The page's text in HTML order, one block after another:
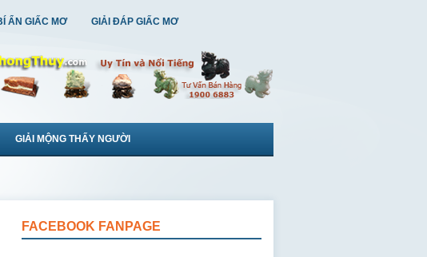
ẨN GIẤC MƠ GIẢI ĐÁP GIẤC MƠ
GIẢI MỘNG THẤY NGƯỜI
FACEBOOK FANPAGE